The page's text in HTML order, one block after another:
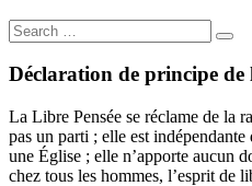
Search
for:
Déclaration de principe de
La Libre Pensée se réclame de la
pas un parti ; elle est indépendante
une Église ; elle n’apporte aucun
chez tous les hommes, l’esprit de